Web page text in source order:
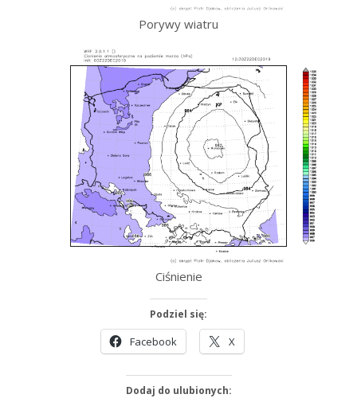
Porywy wiatru
Ciśnienie
Podziel się:
Facebook X
Dodaj do ulubionych: